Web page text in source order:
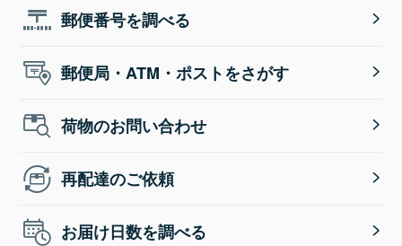
郵便番号を調べる
郵便局・ATM・ポストをさがす
荷物のお問い合わせ
再配達のご依頼
お届け日数を調べる